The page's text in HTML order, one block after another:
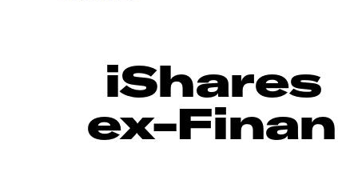
iShares
ex-